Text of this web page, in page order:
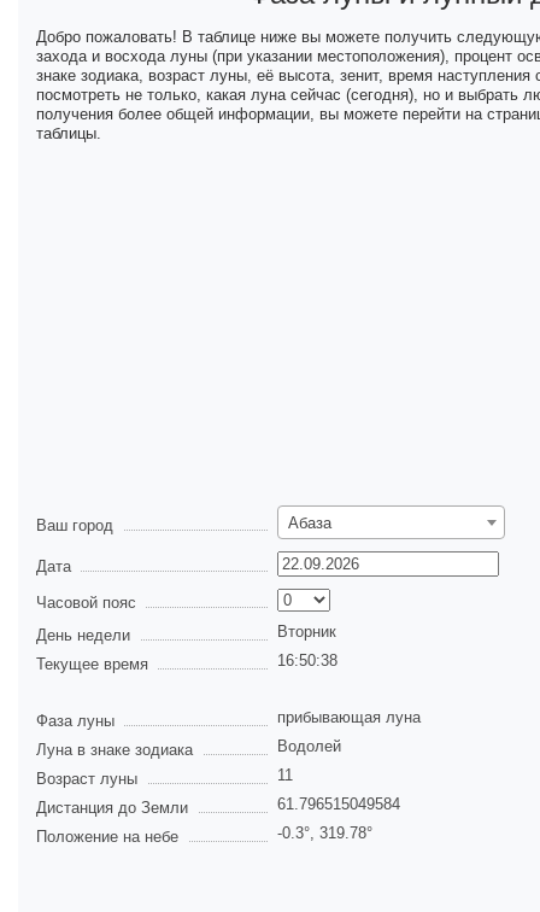
Добро пожаловать! В таблице ниже вы можете получить
захода и восхода луны (при указании местоположения), процент
знаке зодиака, возраст луны, её высота, зенит, время
посмотреть не только, какая луна сейчас (сегодня), но и
получения более общей информации, вы можете перейти на
таблицы.
Ваш город Абаза
Дата
Часовой пояс
День недели
Вторник
Текущее время
16:50:38
Фаза луны
прибывающая луна
Луна в знаке зодиака
Водолей
Возраст луны
11
Дистанция до Земли
61.796515049584
Положение на небе
-0.3°, 319.78°